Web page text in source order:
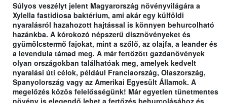
Súlyos veszélyt jelent Magyarország növényvilágára a
Xylella fastidiosa baktérium, ami akár egy külföldi
nyaralásról hazahozott hajtással is könnyen behurcolható
hazánkba. A kórokozó népszerű dísznövényeket és
gyümölcstermő fajokat, mint a szőlő, az olajfa, a leander és
a levendula támad meg. A már fertőzött gazdanövények
olyan országokban találhatóak meg, amelyek kedvelt
nyaralási úti célok, például Franciaország, Olaszország,
Spanyolország vagy az Amerikai Egyesült Államok. A
megelőzés közös felelősségünk! Már egyetlen tünetmentes